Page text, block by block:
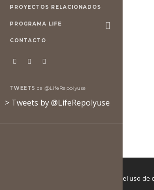
PROYECTOS RELACIONADOS
PROGRAMA LIFE
CONTACTO
TWEETS de @LifeRepolyuse
> Tweets by @LifeRepolyuse
Si continuas utilizando este sitio aceptas el uso de